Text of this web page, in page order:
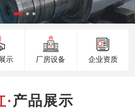
示 厂房设备 企业资质
产品展示